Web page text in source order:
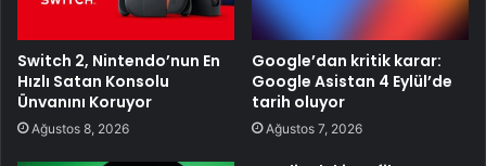
Switch 2, Nintendo’nun En
Hızlı Satan Konsolu
Ünvanını Koruyor
Ağustos 8, 2026
Google’dan kritik karar:
Google Asistan 4 Eylül’de
tarih oluyor
Ağustos 7, 2026